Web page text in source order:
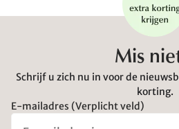
Mis
Schrijf u zich nu in voor de
korting.
E-mailadres (Verplicht veld)